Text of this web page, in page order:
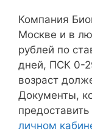
Компания
Москве и в
рублей по
дней, ПСК 0-
возраст
Документы,
личном